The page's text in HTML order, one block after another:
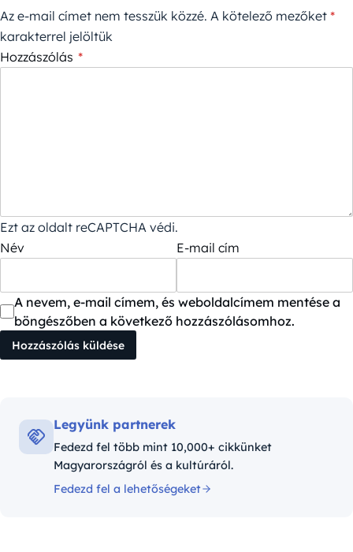
Az e-mail címet nem tesszük közzé. A kötelező mezőket *
karakterrel jelöltük
Hozzászólás *
Ezt az oldalt reCAPTCHA védi.
Név
E-mail cím
A nevem, e-mail címem, és weboldalcímem mentése a
böngészőben a következő hozzászólásomhoz.
Legyünk partnerek
Fedezd fel több mint 10,000+ cikkünket
Magyarországról és a kultúráról.
Fedezd fel a lehetőségeket